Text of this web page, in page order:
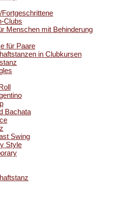
Fortgeschrittene
Clubs
Menschen mit Behinderung
für Paare
in Clubkursen
Bachata
Swing
Style